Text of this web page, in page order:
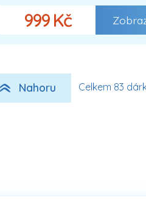
999 Kč
Nahoru Celkem 83